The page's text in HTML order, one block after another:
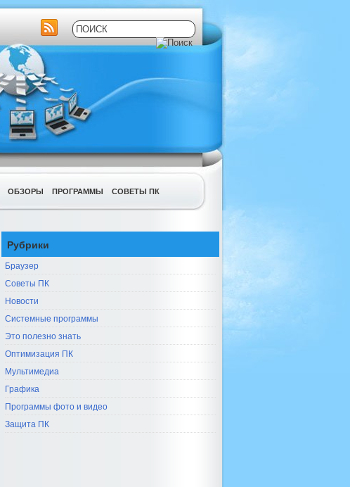
ОБЗОРЫ ПРОГРАММЫ СОВЕТЫ ПК
Рубрики
Браузер
Советы ПК
Новости
Системные программы
Это полезно знать
Оптимизация ПК
Мультимедиа
Графика
Программы фото и видео
Защита ПК